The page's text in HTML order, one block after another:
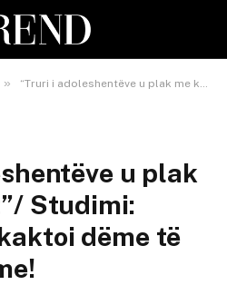
» “Truri i adoleshentëve u plak me katër vjet”/ Studimi: COVID-19, shkaktoi dëme të pariparueshme!
u plak
Studimi:
dëme të